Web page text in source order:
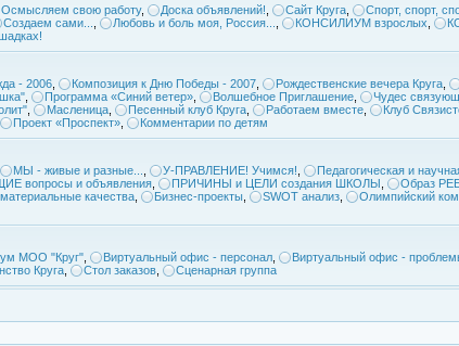
Осмысляем свою работу, Доска объявлений! Сайт Круга Спорт, спорт,
Создаем сами... Любовь и боль моя, Россия... КОНСИЛИУМ взрослых
- 2006 Композиция к Дню Победы - 2007 Рождественские вечера Круга
Программа «Синий ветер» Волшебное Приглашение Чудес
Масленица Песенный клуб Круга Работаем вместе Клуб
Проект «Проспект» Комментарии по детям
МЫ - живые и разные... У-ПРАВЛЕНИЕ! Учимся! Педагогическая и
вопросы и объявления ПРИЧИНЫ и ЦЕЛИ создания ШКОЛЫ Образ
качества Бизнес-проекты SWOT анализ Олимпийский
МОО "Круг" Виртуальный офис - персонал Виртуальный офис -
Круга Стол заказов Сценарная группа